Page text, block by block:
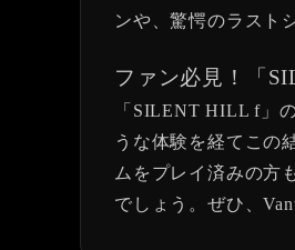
ンや、驚愕のラスト
ファン必見！「
「SILENT HILL f」
うな体験を経てこの
ムをプレイ済みの方
でしょう。ぜひ、